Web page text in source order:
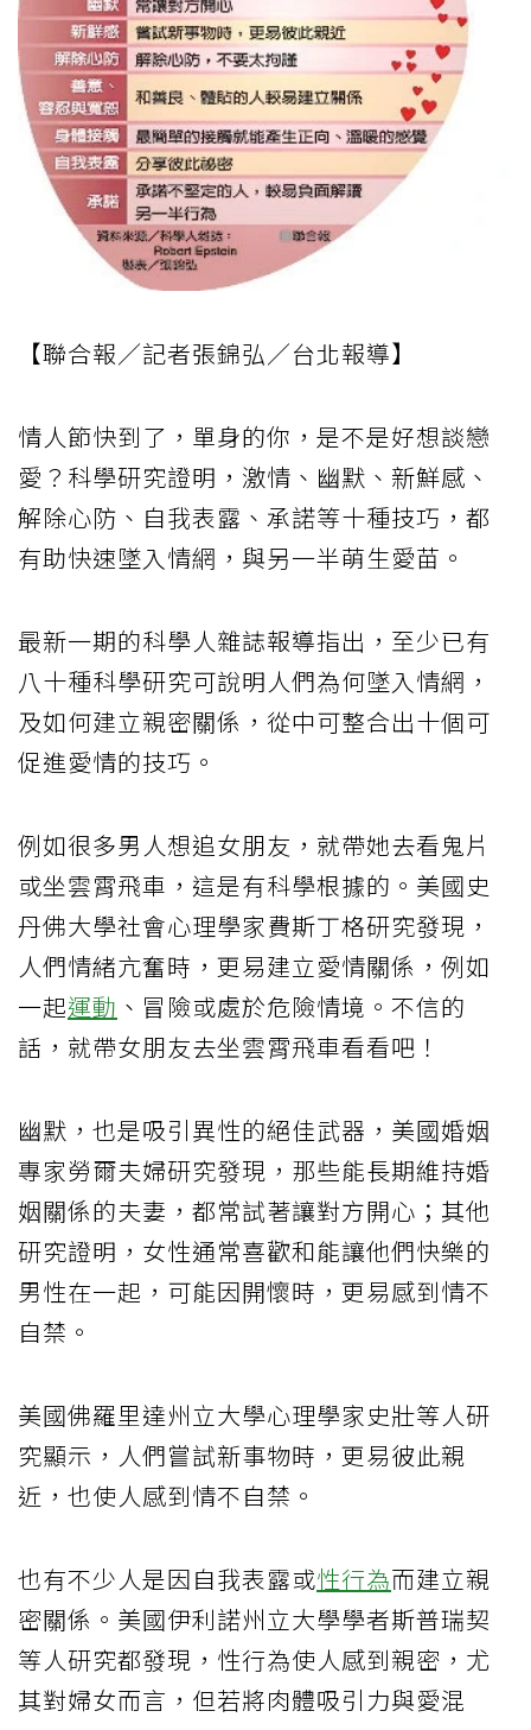
【聯合報／記者張錦弘／台北報導】
情人節快到了，單身的你，是不是好想談戀
愛？科學研究證明，激情、幽默、新鮮感、
解除心防、自我表露、承諾等十種技巧，都
有助快速墜入情網，與另一半萌生愛苗。
最新一期的科學人雜誌報導指出，至少已有
八十種科學研究可說明人們為何墜入情網，
及如何建立親密關係，從中可整合出十個可
促進愛情的技巧。
例如很多男人想追女朋友，就帶她去看鬼片
或坐雲霄飛車，這是有科學根據的。美國史
丹佛大學社會心理學家費斯丁格研究發現，
人們情緒亢奮時，更易建立愛情關係，例如
一起運動 、冒險或處於危險情境。不信的
話，就帶女朋友去坐雲霄飛車看看吧！
幽默，也是吸引異性的絕佳武器，美國婚姻
專家勞爾夫婦研究發現，那些能長期維持婚
姻關係的夫妻，都常試著讓對方開心；其他
研究證明，女性通常喜歡和能讓他們快樂的
男性在一起，可能因開懷時，更易感到情不
自禁。
美國佛羅里達州立大學心理學家史壯等人研
究顯示，人們嘗試新事物時，更易彼此親
近，也使人感到情不自禁。
也有不少人是因自我表露或性行為而建立親
密關係。美國伊利諾州立大學學者斯普瑞契
等人研究都發現，性行為使人感到親密，尤
其對婦女而言，但若將肉體吸引力與愛混